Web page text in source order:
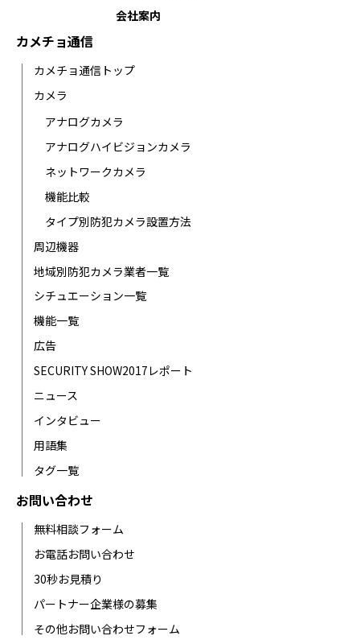
会社案内
カメチョ通信
カメチョ通信トップ
カメラ
アナログカメラ
アナログハイビジョンカメラ
ネットワークカメラ
機能比較
タイプ別防犯カメラ設置方法
周辺機器
地域別防犯カメラ業者一覧
シチュエーション一覧
機能一覧
広告
SECURITY SHOW2017レポート
ニュース
インタビュー
用語集
タグ一覧
お問い合わせ
無料相談フォーム
お電話お問い合わせ
30秒お見積り
パートナー企業様の募集
その他お問い合わせフォーム